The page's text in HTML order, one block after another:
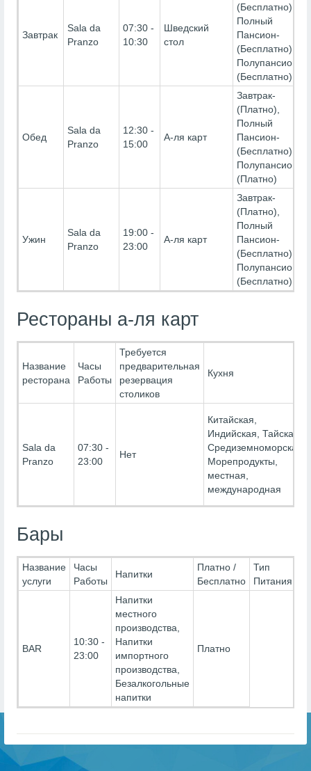
Завтрак
Sala da
Pranzo
07:30 -
10:30
Шведский
стол
(Бесплатно),
Полный
Пансион-
(Бесплатно),
Полупансион-
(Бесплатно)
Обед
Sala da
Pranzo
12:30 -
15:00
А-ля карт
Завтрак-
(Платно),
Полный
Пансион-
(Бесплатно),
Полупансион-
(Платно)
Ужин
Sala da
Pranzo
19:00 -
23:00
А-ля карт
Завтрак-
(Платно),
Полный
Пансион-
(Бесплатно),
Полупансион-
(Бесплатно)
Рестораны а-ля карт
Название
ресторана
Часы
Работы
Требуется
предварительная
резервация
столиков
Кухня
Sala da
Pranzo
07:30 -
23:00
Нет
Китайская,
Индийская, Тайская,
Средиземноморская,
Морепродукты,
местная,
международная
Бары
Название
услуги
Часы
Работы
Напитки
Платно /
Бесплатно
Тип
Питания
BAR
10:30 -
23:00
Напитки
местного
производства,
Напитки
импортного
производства,
Безалкогольные
напитки
Платно